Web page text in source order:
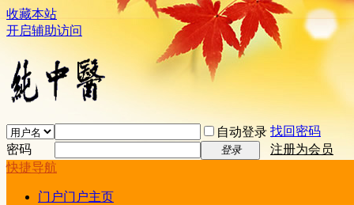
收藏本站
开启辅助访问
自动登录 找回密码
密码
登录
注册为会员
快捷导航
门户门户主页